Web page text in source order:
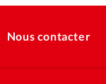
Nous contacter